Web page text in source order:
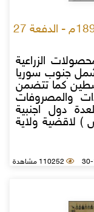
الزراعية
جنوب سوريا
كما تتضمن
والمصروفات
دول اجنبية
) لاقضية ولاية
110252 مشاهدة